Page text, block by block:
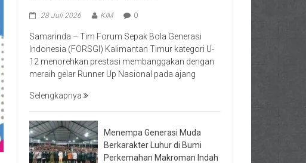
28 Juli 2026 KIM 0
Samarinda – Tim Forum Sepak Bola Generasi
Indonesia (FORSGI) Kalimantan Timur kategori U-
12 menorehkan prestasi membanggakan dengan
meraih gelar Runner Up Nasional pada ajang
Selengkapnya
Menempa Generasi Muda
Berkarakter Luhur di Bumi
Perkemahan Makroman Indah